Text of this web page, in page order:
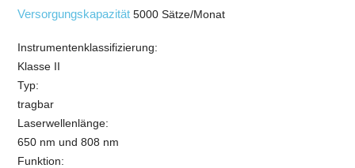
Versorgungskapazität5000 Sätze/Monat
Instrumentenklassifizierung:
Klasse II
Typ:
tragbar
Laserwellenlänge:
650 nm und 808 nm
Funktion: